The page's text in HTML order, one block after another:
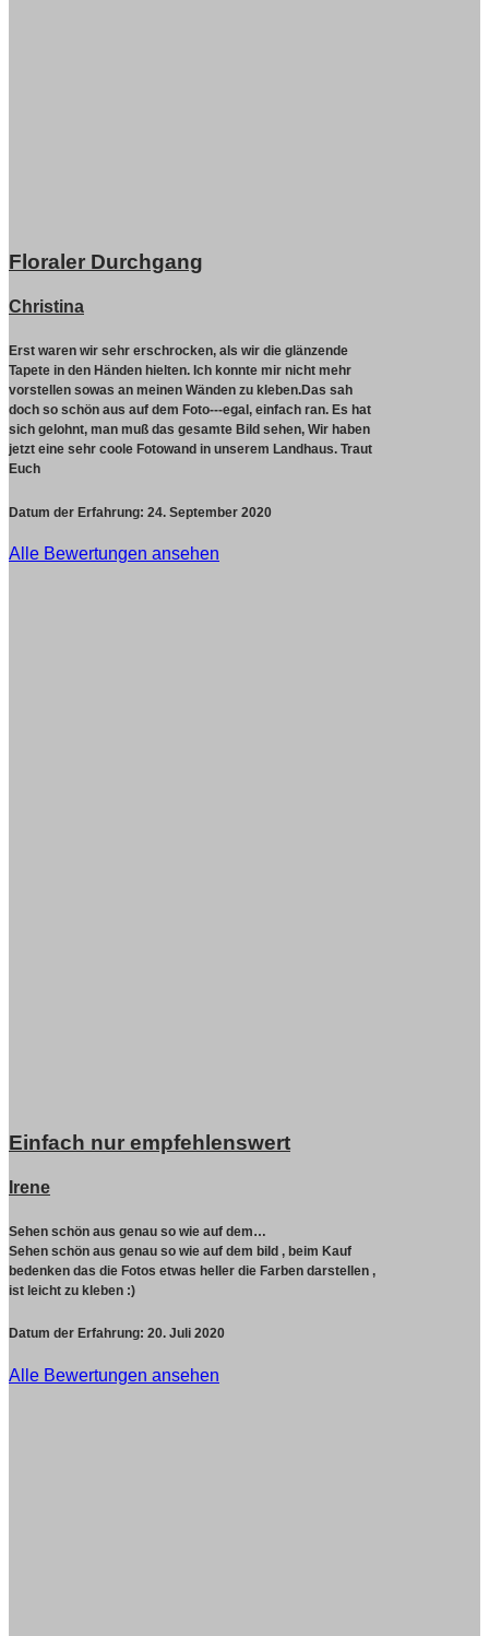
Floraler Durchgang
Christina
Erst waren wir sehr erschrocken, als wir die glänzende
Tapete in den Händen hielten. Ich konnte mir nicht mehr
vorstellen sowas an meinen Wänden zu kleben.Das sah
doch so schön aus auf dem Foto---egal, einfach ran. Es hat
sich gelohnt, man muß das gesamte Bild sehen, Wir haben
jetzt eine sehr coole Fotowand in unserem Landhaus. Traut
Euch
Datum der Erfahrung: 24. September 2020
Alle Bewertungen ansehen
Einfach nur empfehlenswert
Irene
Sehen schön aus genau so wie auf dem…
Sehen schön aus genau so wie auf dem bild , beim Kauf
bedenken das die Fotos etwas heller die Farben darstellen ,
ist leicht zu kleben :)
Datum der Erfahrung: 20. Juli 2020
Alle Bewertungen ansehen